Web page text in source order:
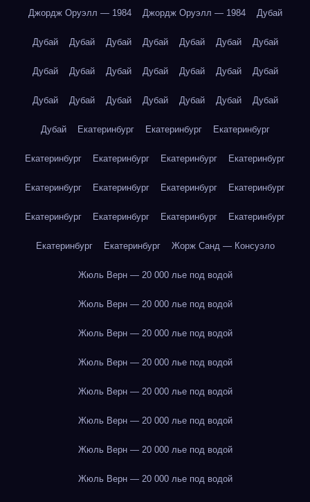
Джордж Оруэлл — 1984 Джордж Оруэлл — 1984 Дубай
Дубай Дубай Дубай Дубай Дубай Дубай Дубай
Дубай Дубай Дубай Дубай Дубай Дубай Дубай
Дубай Дубай Дубай Дубай Дубай Дубай Дубай
Дубай Екатеринбург Екатеринбург Екатеринбург
Екатеринбург Екатеринбург Екатеринбург Екатеринбург
Екатеринбург Екатеринбург Екатеринбург Екатеринбург
Екатеринбург Екатеринбург Екатеринбург Екатеринбург
Екатеринбург Екатеринбург Жорж Санд — Консуэло
Жюль Верн — 20 000 лье под водой
Жюль Верн — 20 000 лье под водой
Жюль Верн — 20 000 лье под водой
Жюль Верн — 20 000 лье под водой
Жюль Верн — 20 000 лье под водой
Жюль Верн — 20 000 лье под водой
Жюль Верн — 20 000 лье под водой
Жюль Верн — 20 000 лье под водой